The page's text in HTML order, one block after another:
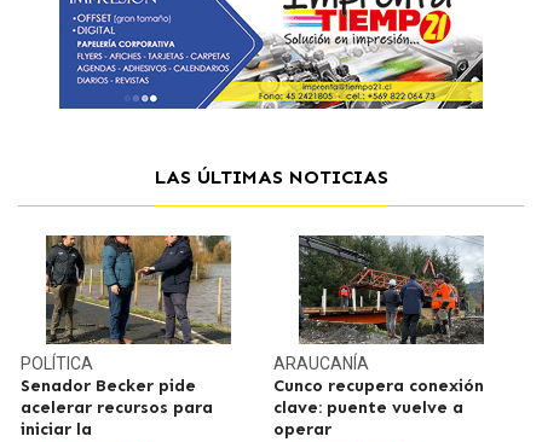
LAS ÚLTIMAS NOTICIAS
POLÍTICA
Senador Becker pide
acelerar recursos para
iniciar la
ARAUCANÍA
Cunco recupera conexión
clave: puente vuelve a
operar